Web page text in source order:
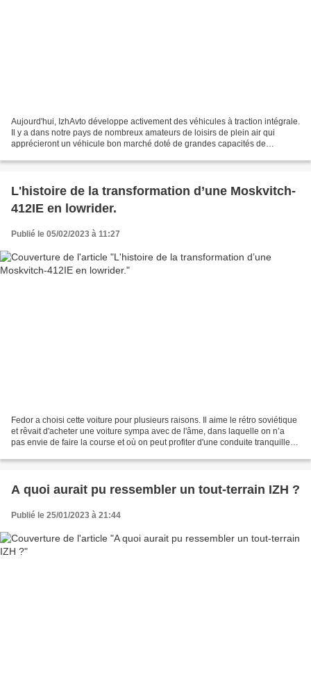
Aujourd'hui, IzhAvto développe activement des véhicules à traction intégrale.
Il y a dans notre pays de nombreux amateurs de loisirs de plein air qui
apprécieront un véhicule bon marché doté de grandes capacités de
L'histoire de la transformation d’une Moskvitch-
412IE en lowrider.
Publié le 05/02/2023 à 11:27
Fedor a choisi cette voiture pour plusieurs raisons. Il aime le rétro soviétique
et rêvait d'acheter une voiture sympa avec de l'âme, dans laquelle on n’a
pas envie de faire la course et où on peut profiter d'une conduite tranquille. Il
A quoi aurait pu ressembler un tout-terrain IZH ?
Publié le 25/01/2023 à 21:44